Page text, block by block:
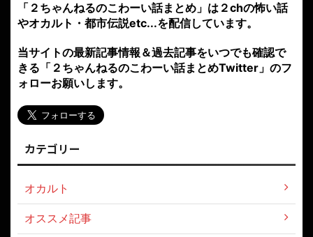
「２ちゃんねるのこわーい話まとめ」は２chの怖い話
やオカルト・都市伝説etc...を配信しています。
当サイトの最新記事情報＆過去記事をいつでも確認で
きる「２ちゃんねるのこわーい話まとめTwitter」のフ
ォローお願いします。
カテゴリー
オカルト
オススメ記事